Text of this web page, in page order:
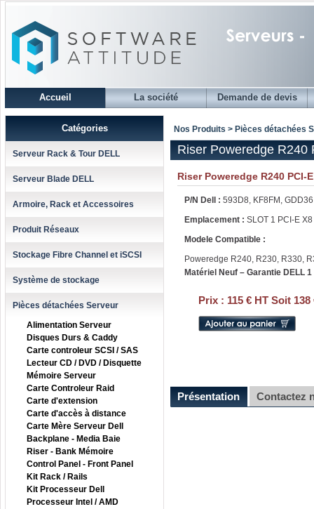
Accueil La société Demande de devis
Catégories
Serveur Rack & Tour DELL
Serveur Blade DELL
Armoire, Rack et Accessoires
Produit Réseaux
Stockage Fibre Channel et iSCSI
Système de stockage
Pièces détachées Serveur
Alimentation Serveur
Disques Durs & Caddy
Carte controleur SCSI / SAS
Lecteur CD / DVD / Disquette
Mémoire Serveur
Carte Controleur Raid
Carte d'extension
Carte d'accès à distance
Carte Mère Serveur Dell
Backplane - Media Baie
Riser - Bank Mémoire
Control Panel - Front Panel
Kit Rack / Rails
Kit Processeur Dell
Processeur Intel / AMD
Nos Produits > Pièces détachées
Riser Poweredge R240
Riser Poweredge R240 PCI-
P/N Dell : 593D8, KF8FM, GDD36
Emplacement : SLOT 1 PCI-E
Modele Compatible :
Poweredge R240, R230, R330,
Matériel Neuf – Garantie DELL 1
Prix : 115 € HT Soit 138
Présentation Contactez